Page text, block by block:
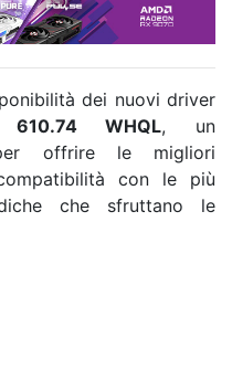
dei nuovi driver
WHQL, un
offrire le migliori
con le più
che sfruttano le